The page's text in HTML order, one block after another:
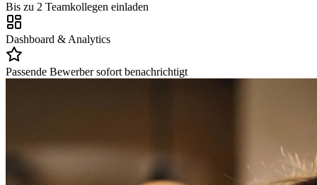
Bis zu 2 Teamkollegen einladen
Dashboard & Analytics
Passende Bewerber sofort benachrichtigt